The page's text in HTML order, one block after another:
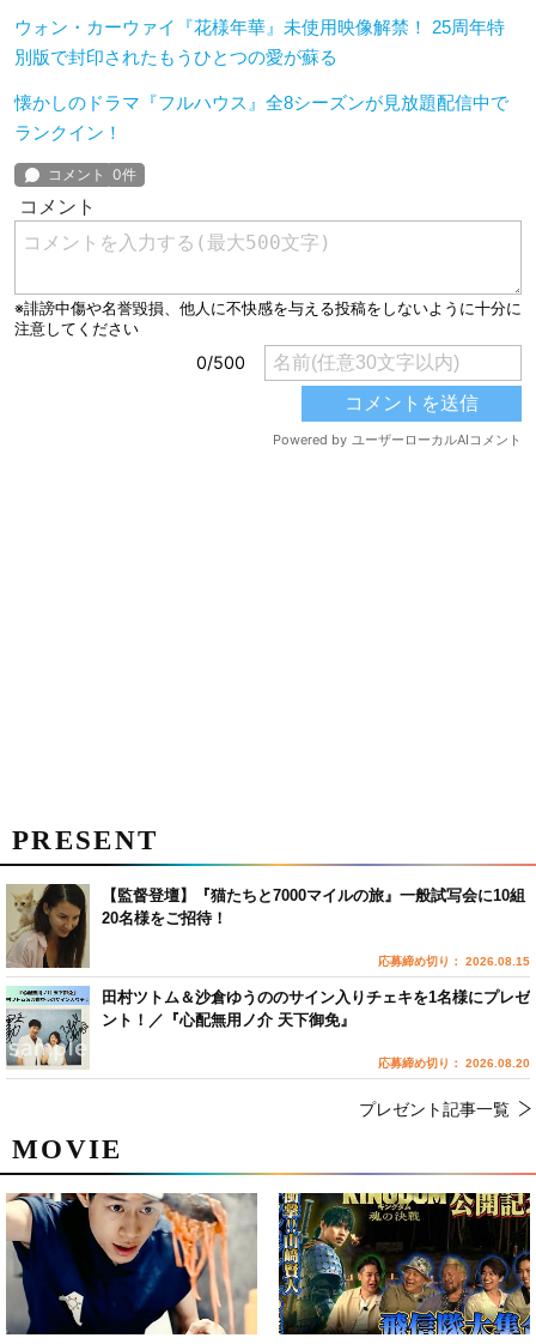
ウォン・カーウァイ『花様年華』未使用映像解禁！ 25周年特
別版で封印されたもうひとつの愛が蘇る
懐かしのドラマ『フルハウス』全8シーズンが見放題配信中で
ランクイン！
MOVIE
PRESENT
【監督登壇】『猫たちと7000マイルの旅』一般試写会に10組
20名様をご招待！
応募締め切り： 2026.08.15
田村ツトム＆沙倉ゆうののサイン入りチェキを1名様にプレゼ
ント！／『心配無用ノ介 天下御免』
応募締め切り： 2026.08.20
プレゼント記事一覧